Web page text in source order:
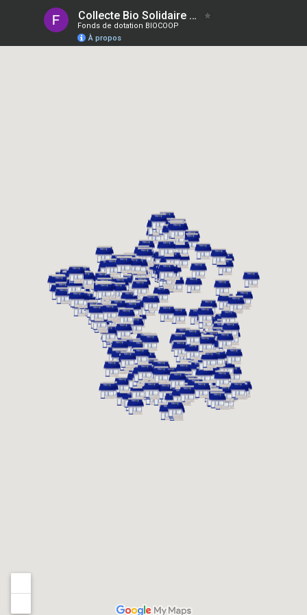
Collecte Bio Solidaire 13 & 14 juin - Magasins participants
Fonds de dotation BIOCOOP
À propos